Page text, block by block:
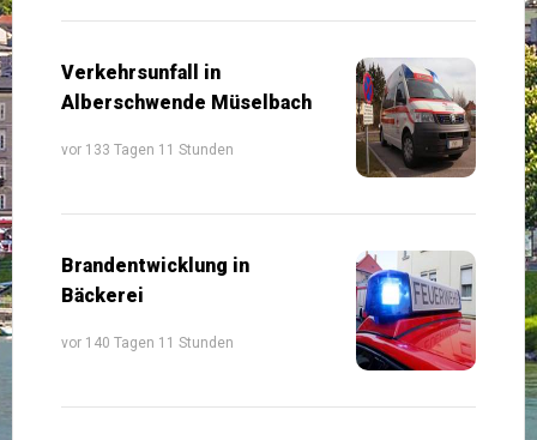
Verkehrsunfall in
Alberschwende Müselbach
vor 133 Tagen 11 Stunden
Brandentwicklung in
Bäckerei
vor 140 Tagen 11 Stunden